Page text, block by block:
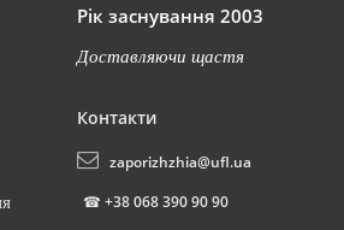
Рік заснування 2003
Доставляючи щастя
Контакти
zaporizhzhia@ufl.ua
☎ +38 068 390 90 90